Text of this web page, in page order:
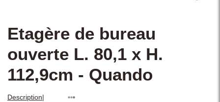
Etagère de bureau
ouverte L. 80,1 x H.
112,9cm - Quando
Description|